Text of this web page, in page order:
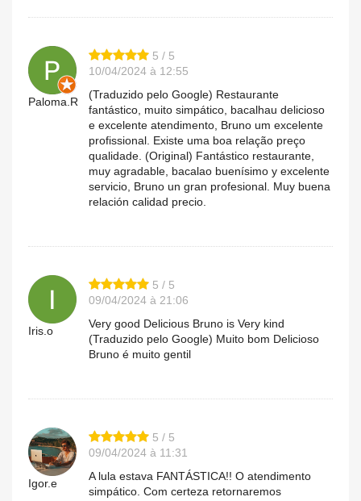
Paloma.R
5 / 5
10/04/2024 à 12:55
(Traduzido pelo Google) Restaurante
fantástico, muito simpático, bacalhau delicioso
e excelente atendimento, Bruno um excelente
profissional. Existe uma boa relação preço
qualidade. (Original) Fantástico restaurante,
muy agradable, bacalao buenísimo y excelente
servicio, Bruno un gran profesional. Muy buena
relación calidad precio.
Iris.o
5 / 5
09/04/2024 à 21:06
Very good Delicious Bruno is Very kind
(Traduzido pelo Google) Muito bom Delicioso
Bruno é muito gentil
Igor.e
5 / 5
09/04/2024 à 11:31
A lula estava FANTÁSTICA!! O atendimento
simpático. Com certeza retornaremos